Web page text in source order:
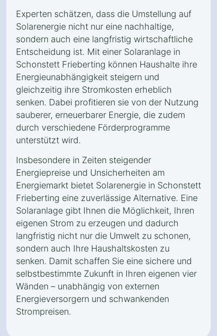
Experten schätzen, dass die Umstellung auf
Solarenergie nicht nur eine nachhaltige,
sondern auch eine langfristig wirtschaftliche
Entscheidung ist. Mit einer Solaranlage in
Schonstett Frieberting können Haushalte ihre
Energieunabhängigkeit steigern und
gleichzeitig ihre Stromkosten erheblich
senken. Dabei profitieren sie von der Nutzung
sauberer, erneuerbarer Energie, die zudem
durch verschiedene Förderprogramme
unterstützt wird.
Insbesondere in Zeiten steigender
Energiepreise und Unsicherheiten am
Energiemarkt bietet Solarenergie in Schonstett
Frieberting eine zuverlässige Alternative. Eine
Solaranlage gibt Ihnen die Möglichkeit, Ihren
eigenen Strom zu erzeugen und dadurch
langfristig nicht nur die Umwelt zu schonen,
sondern auch Ihre Haushaltskosten zu
senken. Damit schaffen Sie eine sichere und
selbstbestimmte Zukunft in Ihren eigenen vier
Wänden – unabhängig von externen
Energieversorgern und schwankenden
Strompreisen.